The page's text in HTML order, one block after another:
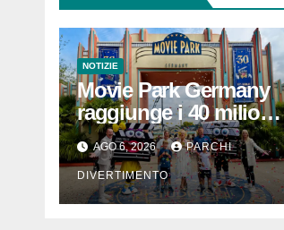
NOTIZIE
Movie Park Germany
raggiunge i 40 milioni
di visitatori e dona
40.000 euro
AGO 6, 2026 PARCHI
DIVERTIMENTO